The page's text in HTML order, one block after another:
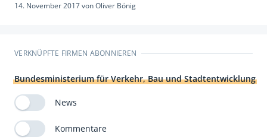
14. November 2017vonOliver Bönig
VERKNÜPFTE FIRMEN ABONNIEREN
Bundesministerium für Verkehr, Bau und Stadtentwicklung
News
Kommentare